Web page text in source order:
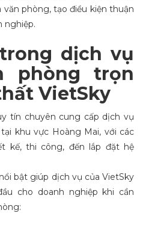
phòng, tạo điều kiện thuận
nghiệp.
dịch vụ
phòng trọn
VietSky
tín chuyên cung cấp dịch vụ
khu vực Hoàng Mai, với các
kế, thi công, đến lắp đặt hệ
bật giúp dịch vụ của VietSky
cho doanh nghiệp khi cần